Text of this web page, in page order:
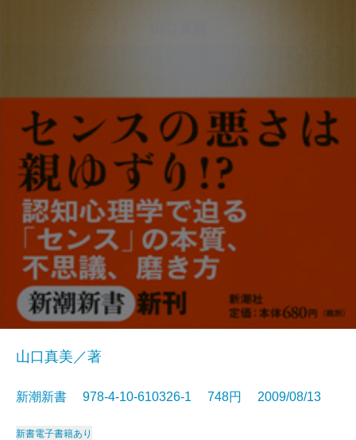
山口真美／著
新潮新書 978-4-10-610326-1 748円 2009/08/13
新書電子書籍あり